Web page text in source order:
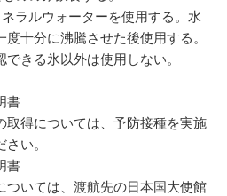
ラルウォーターを使用する。水
十分に沸騰させた後使用する。
きる氷以外は使用しない。
書
取得については、予防接種を実施
い。
書
ついては、渡航先の日本国大使館